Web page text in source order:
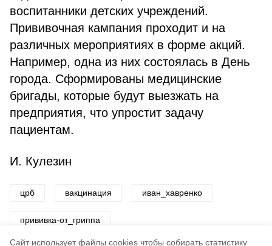
Cайт использует файлы cookies чтобы собирать статистику
воспитанники детских учреждений.
Прививочная кампания проходит и на
различных мероприятиях в форме акций.
Например, одна из них состоялась в День
города. Сформированы медицинские
бригады, которые будут выезжать на
предприятия, что упростит задачу
пациентам.
И. Кулезин
црб вакцинация иван_хавренко
прививка-от_гриппа